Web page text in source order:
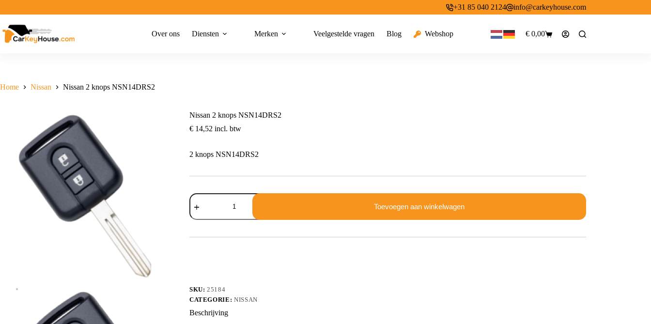
inhoud
+31 85 040 2124 info@carkeyhouse.com
Over ons Diensten Merken Veelgestelde vragen Blog Webshop Winkelwagen
€0,00
Home Nissan Nissan 2 knops NSN14DRS2
Nissan 2 knops NSN14DRS2
€14,52 incl. btw
2 knops NSN14DRS2
Nissan
knops
NSN14DRS2
Toevoegen aan winkelwagen
SKU:25184
CATEGORIE:NISSAN
Beschrijving